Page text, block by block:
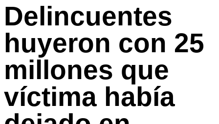
Delincuentes
huyeron con 25
millones que
víctima había